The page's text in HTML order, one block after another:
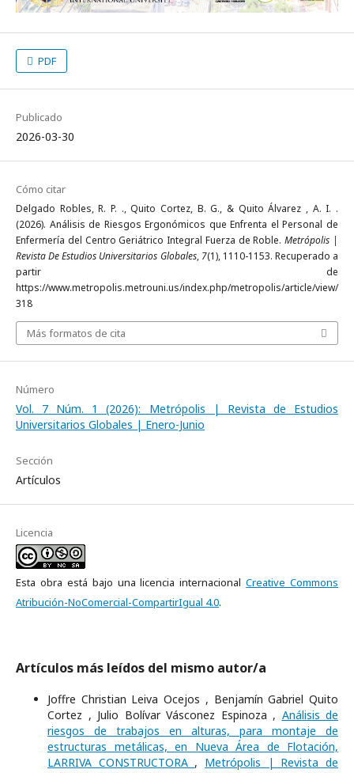
PDF
Publicado
2026-03-30
Cómo citar
Delgado Robles, R. P. ., Quito Cortez, B. G., & Quito Álvarez , A. I. .
(2026). Análisis de Riesgos Ergonómicos que Enfrenta el Personal de
Enfermería del Centro Geriátrico Integral Fuerza de Roble.Metrópolis |
Revista De Estudios Universitarios Globales, 7(1), 1110-1153. Recuperado a
partir de
https://www.metropolis.metrouni.us/index.php/metropolis/article/view/
318
Más formatos de cita
Número
Vol. 7 Núm. 1 (2026): Metrópolis | Revista de Estudios
Universitarios Globales | Enero-Junio
Sección
Artículos
Licencia
Esta obra está bajo una licencia internacionalCreative Commons
Atribución-NoComercial-CompartirIgual 4.0.
Artículos más leídos del mismo autor/a
Joffre Christian Leiva Ocejos , Benjamín Gabriel Quito
Cortez , Julio Bolívar Vásconez Espinoza , Análisis de
riesgos de trabajos en alturas, para montaje de
estructuras metálicas, en Nueva Área de Flotación,
LARRIVA CONSTRUCTORA , Metrópolis | Revista de